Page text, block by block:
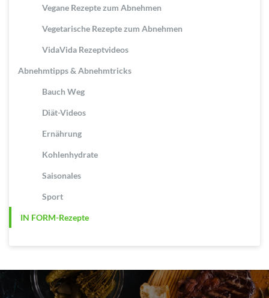
Vegane Rezepte zum Abnehmen
Vegetarische Rezepte zum Abnehmen
VidaVida Rezeptvideos
Abnehmtipps & Abnehmtricks
Bauch Weg
Diät-Videos
Ernährung
Kohlenhydrate
Saisonales
Sport
IN FORM-Rezepte